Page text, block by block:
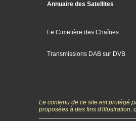
Annuaire des Satellites
Le Cimetière des Chaînes
Transmissions DAB sur DVB
Le contenu de ce site est protégé
proposées à des fins d'illustration,